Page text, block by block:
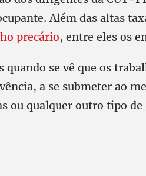
Além das altas
precário, entre eles os
quando se vê que os
a se submeter ao
ou qualquer outro tipo